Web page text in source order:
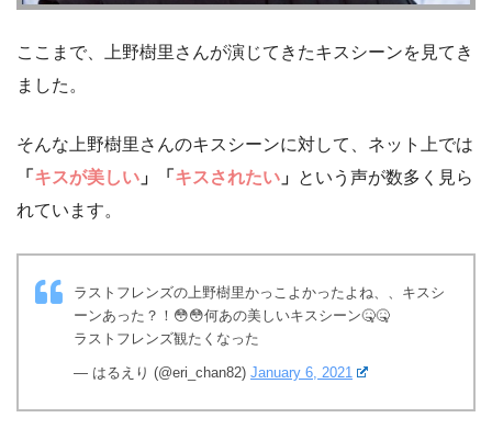
ここまで、上野樹里さんが演じてきたキスシーンを見てき
ました。
そんな上野樹里さんのキスシーンに対して、ネット上では
「 キスが美しい 」「 キスされたい 」 という声が数多く見ら
れています。
ラストフレンズの上野樹里かっこよかったよね、、キスシ
ーンあった？！😳😳何あの美しいキスシーン🤒🤒
ラストフレンズ観たくなった
— はるえり (@eri_chan82) January 6, 2021